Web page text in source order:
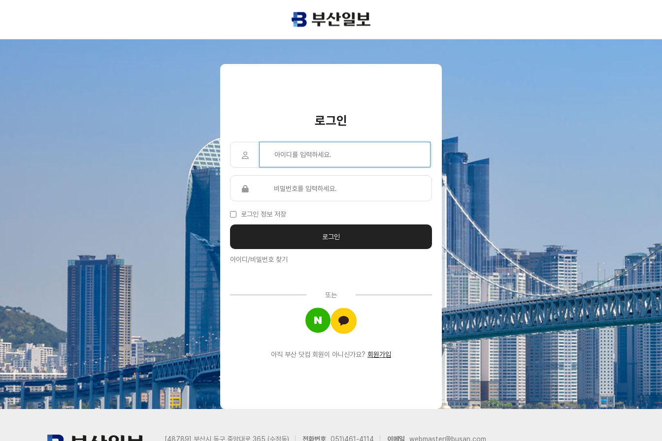
로그인
로그인 정보 저장
아이디/비밀번호 찾기
또는
아직 부산 닷컴 회원이 아니신가요? 회원가입
[48789] 부산시 동구 중앙대로 365 (수정동) 전화번호 051)461-4114 이메일 webmaster@busan.com